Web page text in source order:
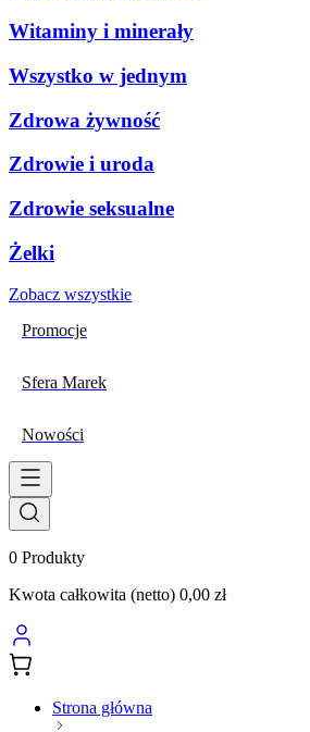
Witaminy i minerały
Wszystko w jednym
Zdrowa żywność
Zdrowie i uroda
Zdrowie seksualne
Żelki
Zobacz wszystkie
Promocje
Sfera Marek
Nowości
0 Produkty
Kwota całkowita (netto) 0,00 zł
Strona główna